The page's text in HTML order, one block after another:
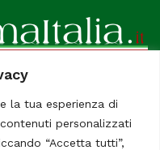
la tua esperienza di
personalizzati
“Accetta tutti”,
online preferito.
residenti all'estero.
online indipendente